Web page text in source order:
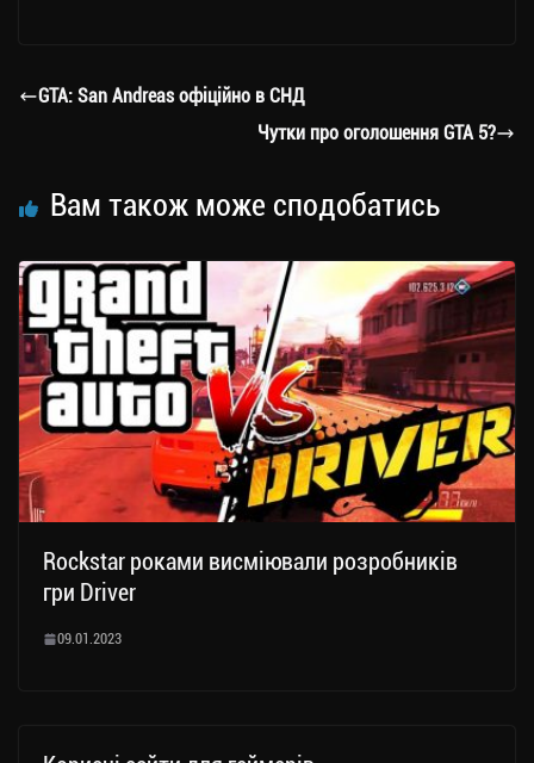
a
er ok Li
nk
ли
ти
GTA: San Andreas офіційно в СНД
Чутки про оголошення GTA 5?
Вам також може сподобатись
Rockstar роками висміювали розробників
гри Driver
09.01.2023